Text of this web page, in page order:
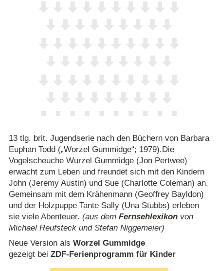
13 tlg. brit. Jugendserie nach den Büchern von Barbara
Euphan Todd („Worzel Gummidge“; 1979).Die
Vogelscheuche Wurzel Gummidge (Jon Pertwee)
erwacht zum Leben und freundet sich mit den Kindern
John (Jeremy Austin) und Sue (Charlotte Coleman) an.
Gemeinsam mit dem Krähenmann (Geoffrey Bayldon)
und der Holzpuppe Tante Sally (Una Stubbs) erleben
sie viele Abenteuer. (aus dem Fernsehlexikonvon
Michael Reufsteck und Stefan Niggemeier)
Neue Version als Worzel Gummidge
gezeigt bei ZDF-Ferienprogramm für Kinder